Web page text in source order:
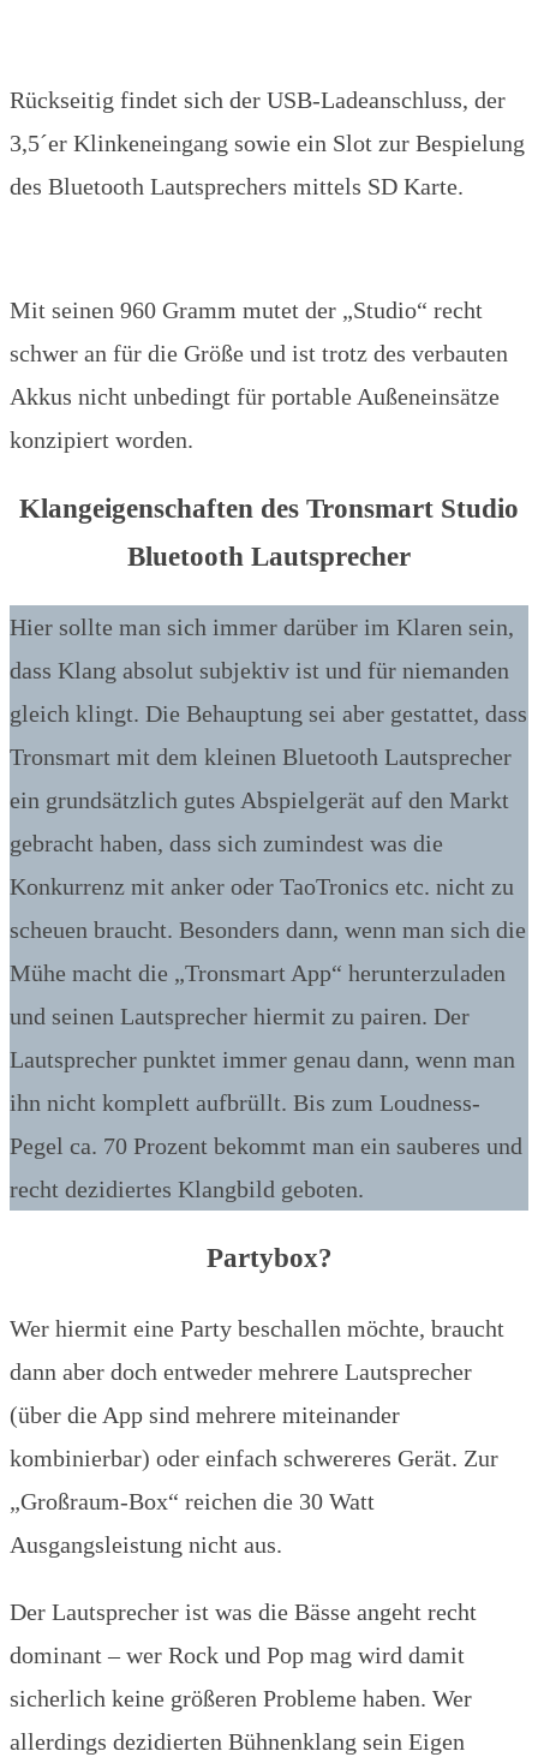
Rückseitig findet sich der USB-Ladeanschluss, der
3,5´er Klinkeneingang sowie ein Slot zur Bespielung
des Bluetooth Lautsprechers mittels SD Karte.
Mit seinen 960 Gramm mutet der „Studio“ recht
schwer an für die Größe und ist trotz des verbauten
Akkus nicht unbedingt für portable Außeneinsätze
konzipiert worden.
Klangeigenschaften des Tronsmart Studio
Bluetooth Lautsprecher
Hier sollte man sich immer darüber im Klaren sein,
dass Klang absolut subjektiv ist und für niemanden
gleich klingt. Die Behauptung sei aber gestattet, dass
Tronsmart mit dem kleinen Bluetooth Lautsprecher
ein grundsätzlich gutes Abspielgerät auf den Markt
gebracht haben, dass sich zumindest was die
Konkurrenz mit anker oder TaoTronics etc. nicht zu
scheuen braucht. Besonders dann, wenn man sich die
Mühe macht die „Tronsmart App“ herunterzuladen
und seinen Lautsprecher hiermit zu pairen. Der
Lautsprecher punktet immer genau dann, wenn man
ihn nicht komplett aufbrüllt. Bis zum Loudness-
Pegel ca. 70 Prozent bekommt man ein sauberes und
recht dezidiertes Klangbild geboten.
Partybox?
Wer hiermit eine Party beschallen möchte, braucht
dann aber doch entweder mehrere Lautsprecher
(über die App sind mehrere miteinander
kombinierbar) oder einfach schwereres Gerät. Zur
„Großraum-Box“ reichen die 30 Watt
Ausgangsleistung nicht aus.
Der Lautsprecher ist was die Bässe angeht recht
dominant – wer Rock und Pop mag wird damit
sicherlich keine größeren Probleme haben. Wer
allerdings dezidierten Bühnenklang sein Eigen